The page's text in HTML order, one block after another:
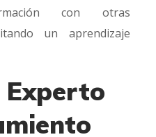
con otras
un aprendizaje